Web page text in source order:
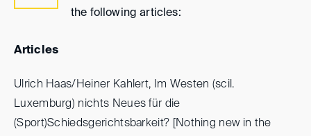
the following articles:
Articles
Ulrich Haas/Heiner Kahlert, Im Westen (scil.
Luxemburg) nichts Neues für die
(Sport)Schiedsgerichtsbarkeit? [Nothing new in the